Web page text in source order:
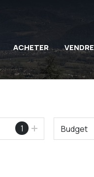
ACHETER VENDRE
1 Budget